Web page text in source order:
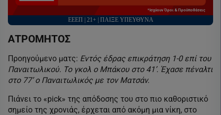
*Ισχύουν Όροι & Προϋποθέσεις
ΕΕΕΠ | 21+ | ΠΑΙΞΕ ΥΠΕΥΘΥΝΑ
ΑΤΡΟΜΗΤΟΣ
Προηγούμενο ματς: Εντός έδρας επικράτηση 1-0 επί του
Παναιτωλικού. Το γκολ ο Μπάκου στο 41’. Έχασε πέναλτι
στο 77’ ο Παναιτωλικός με τον Ματσάν.
Πιάνει το «pick» της απόδοσης του στο πιο καθοριστικό
σημείο της χρονιάς, έρχεται από ακόμη μια νίκη, στο